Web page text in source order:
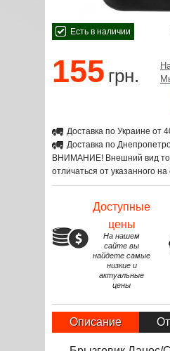
Есть в наличии
155 грн.
Доставка по Украине от
Доставка по
ВНИМАНИЕ! Внешний вид
отличаться от указанного на
Доступные
цены
На нашем
сайте вы
найдете самые
низкие и
актуальные
цены
Описание